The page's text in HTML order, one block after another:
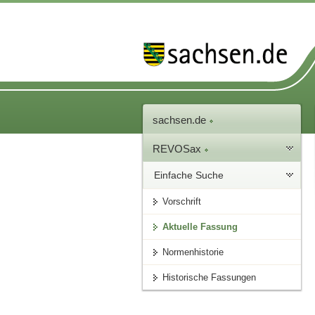
sachsen.de
REVOSax
Einfache Suche
Vorschrift
Aktuelle Fassung
Normenhistorie
Historische Fassungen